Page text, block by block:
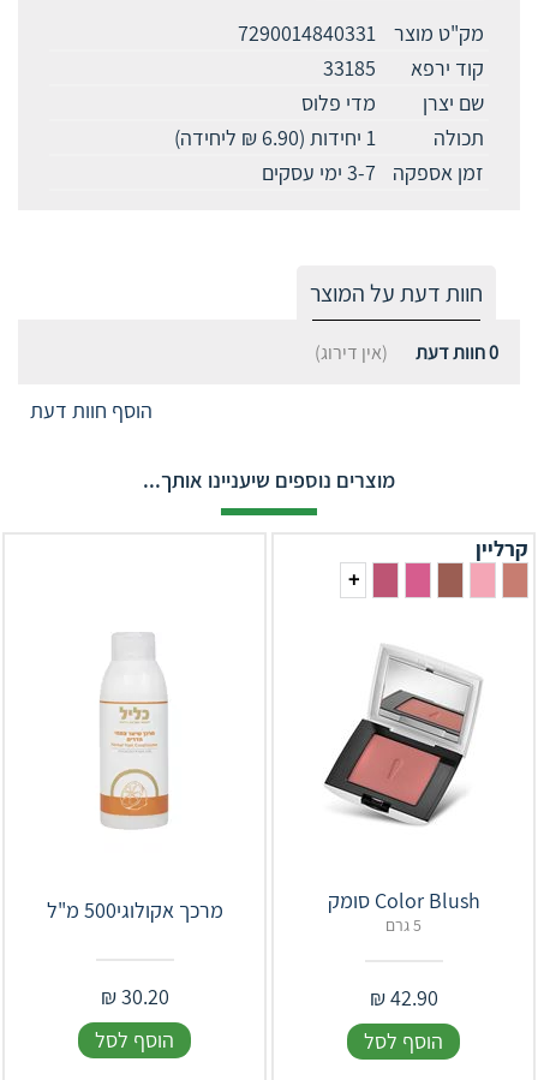
מק"ט מוצר
7290014840331
קוד ירפא
33185
שם יצרן
מדי פלוס
תכולה
1 יחידות (6.90 ₪ ליחידה)
זמן אספקה
3-7 ימי עסקים
חוות דעת על המוצר
0חוות דעת (אין דירוג)
הוסף חוות דעת
מוצרים נוספים שיעניינו אותך...
קרליין
+
Color Blush סומק
5 גרם
42.90
₪
הוסף לסל
מרכך אקולוגי500 מ"ל
30.20
₪
הוסף לסל